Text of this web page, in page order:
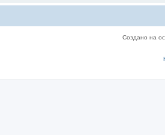
Создано на